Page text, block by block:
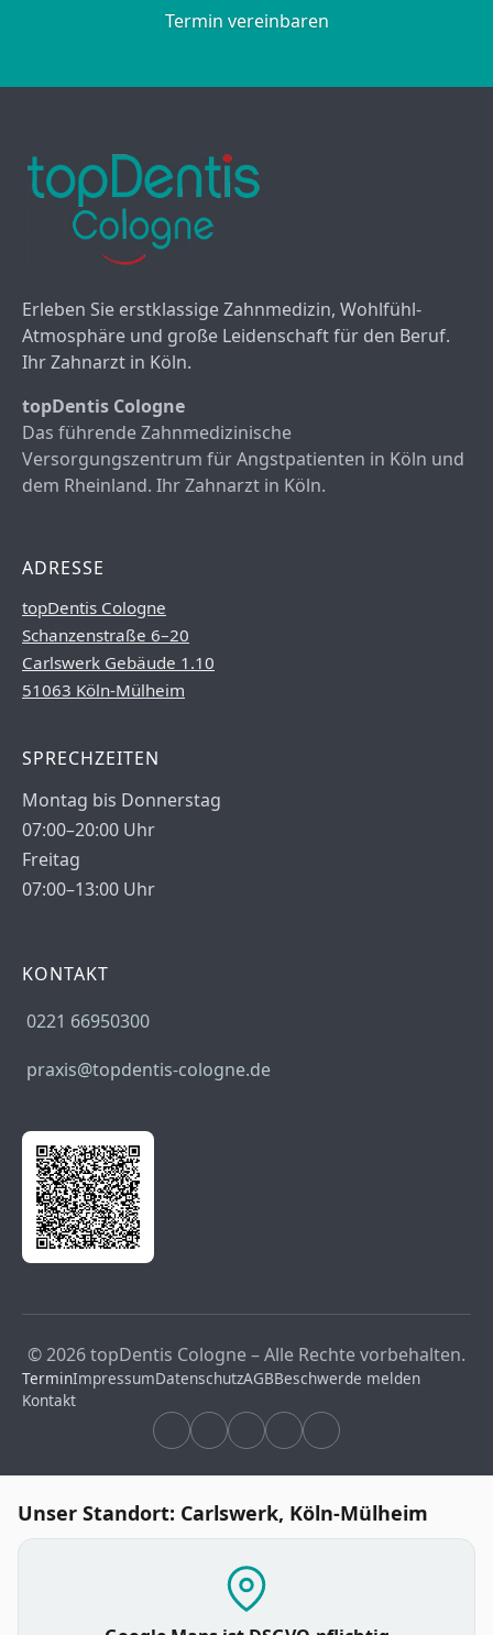
Termin vereinbaren
Erleben Sie erstklassige Zahnmedizin, Wohlfühl-
Atmosphäre und große Leidenschaft für den Beruf.
Ihr Zahnarzt in Köln.
topDentis Cologne
Das führende Zahnmedizinische
Versorgungszentrum für Angstpatienten in Köln und
dem Rheinland. Ihr Zahnarzt in Köln.
ADRESSE
topDentis Cologne
Schanzenstraße 6–20
Carlswerk Gebäude 1.10
51063 Köln-Mülheim
SPRECHZEITEN
Montag bis Donnerstag
07:00–20:00 Uhr
Freitag
07:00–13:00 Uhr
KONTAKT
0221 66950300
praxis@topdentis-cologne.de
© 2026 topDentis Cologne – Alle Rechte vorbehalten.
TerminImpressumDatenschutzAGBBeschwerde melden
Kontakt
Unser Standort: Carlswerk, Köln-Mülheim